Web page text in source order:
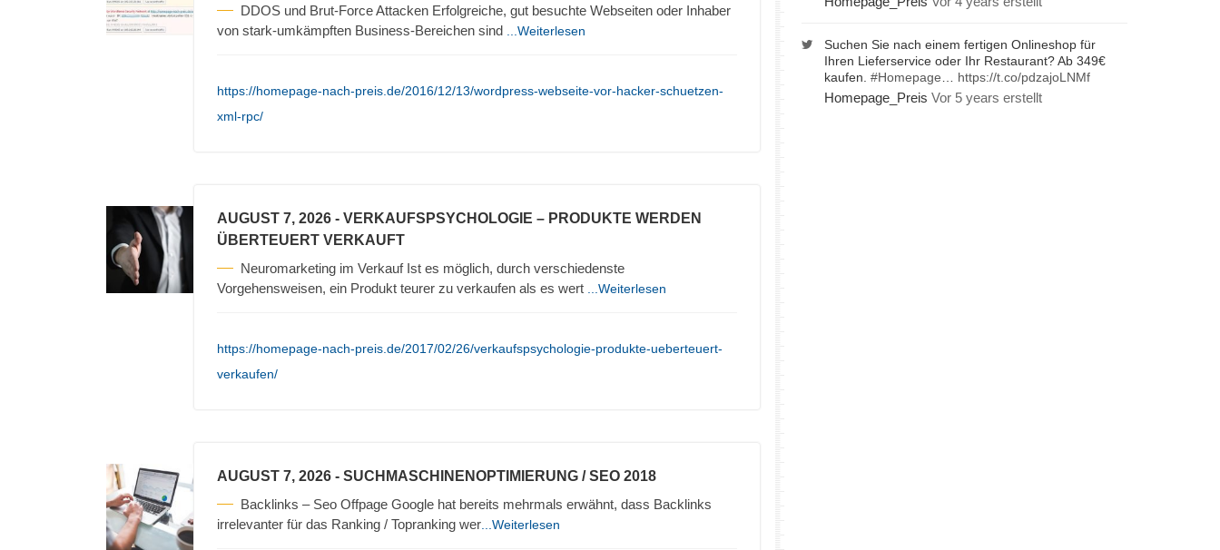
DDOS und Brut-Force Attacken Erfolgreiche, gut besuchte Webseiten oder Inhaber
von stark-umkämpften Business-Bereichen sind
...Weiterlesen
https://homepage-nach-preis.de/2016/12/13/wordpress-webseite-vor-hacker-schuetzen-
xml-rpc/
AUGUST 7, 2026 - VERKAUFSPSYCHOLOGIE – PRODUKTE WERDEN
ÜBERTEUERT VERKAUFT
Neuromarketing im Verkauf Ist es möglich, durch verschiedenste
Vorgehensweisen, ein Produkt teurer zu verkaufen als es wert
...Weiterlesen
https://homepage-nach-preis.de/2017/02/26/verkaufspsychologie-produkte-ueberteuert-
verkaufen/
AUGUST 7, 2026 - SUCHMASCHINENOPTIMIERUNG / SEO 2018
Backlinks – Seo Offpage Google hat bereits mehrmals erwähnt, dass Backlinks
irrelevanter für das Ranking / Topranking wer ...Weiterlesen
Suchen Sie nach einem fertigen Onlineshop für
Ihren Lieferservice oder Ihr Restaurant? Ab 349€
kaufen. #Homepage https://t.co/pdzajoLNMf
Homepage_Preis Vor 5 years erstellt